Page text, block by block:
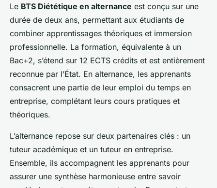
Le BTS Diététique en alternance est conçu sur une
durée de deux ans, permettant aux étudiants de
combiner apprentissages théoriques et immersion
professionnelle. La formation, équivalente à un
Bac+2, s’étend sur 12 ECTS crédits et est entièrement
reconnue par l’État. En alternance, les apprenants
consacrent une partie de leur emploi du temps en
entreprise, complétant leurs cours pratiques et
théoriques.
L’alternance repose sur deux partenaires clés : un
tuteur académique et un tuteur en entreprise.
Ensemble, ils accompagnent les apprenants pour
assurer une synthèse harmonieuse entre savoir